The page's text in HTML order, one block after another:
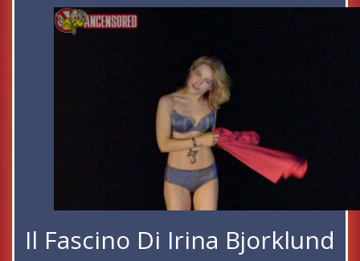
Il Fascino Di Irina Bjorklund